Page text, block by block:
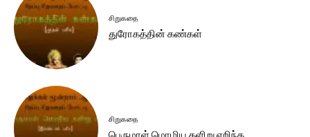
சிறுகதை
துரோகத்தின் கண்கள்
சிறுகதை